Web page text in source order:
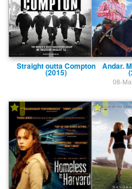
Straight outta Compton
(2015)
Andar.
08-
- -